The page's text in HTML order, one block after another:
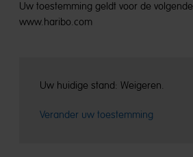
Uw toestemming geldt voor de
www.haribo.com
Uw huidige stand: Weigeren.
Verander uw toestemming